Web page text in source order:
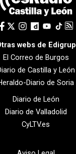
webs de Edigrup
El Correo de Burgos
de Castilla y León
Diario de Soria
Diario de León
Diario de Valladolid
CyLTV.es